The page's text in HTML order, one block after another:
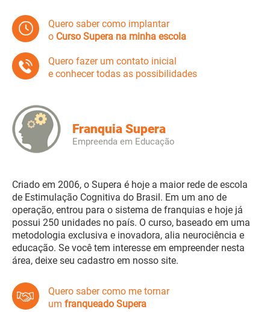
Quero saber como implantar
o Curso Supera na minha escola
Quero fazer um contato inicial
e conhecer todas as possibilidades
Franquia Supera
Empreenda em Educação
Criado em 2006, o Supera é hoje a maior rede de escola
de Estimulação Cognitiva do Brasil. Em um ano de
operação, entrou para o sistema de franquias e hoje já
possui 250 unidades no país. O curso, baseado em uma
metodologia exclusiva e inovadora, alia neurociência e
educação. Se você tem interesse em empreender nesta
área, deixe seu cadastro em nosso site.
Quero saber como me tornar
um franqueado Supera